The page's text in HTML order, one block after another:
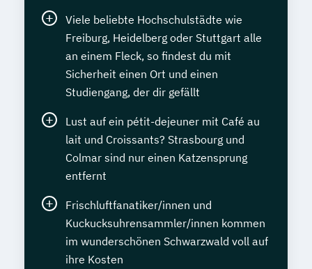
Viele beliebte Hochschulstädte wie
Freiburg, Heidelberg oder Stuttgart alle
an einem Fleck, so findest du mit
Sicherheit einen Ort und einen
Studiengang, der dir gefällt
Lust auf ein pétit-dejeuner mit Café au
lait und Croissants? Strasbourg und
Colmar sind nur einen Katzensprung
entfernt
Frischluftfanatiker/innen und
Kuckucksuhrensammler/innen kommen
im wunderschönen Schwarzwald voll auf
ihre Kosten